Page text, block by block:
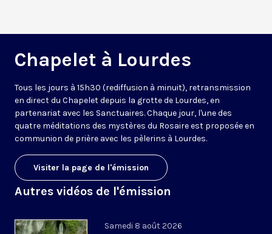
Chapelet à Lourdes
Tous les jours à 15h30 (rediffusion à minuit), retransmission
en direct du Chapelet depuis la grotte de Lourdes, en
partenariat avec les Sanctuaires. Chaque jour, l'une des
quatre méditations des mystères du Rosaire est proposée en
communion de prière avec les pèlerins à Lourdes.
Visiter la page de l'émission
Autres vidéos de l'émission
Samedi 8 août 2026